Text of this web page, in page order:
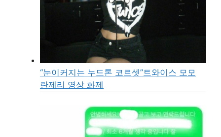
“눈이커지는 누드톤 코르셋”트와이스 모모
란제리 영상 화제